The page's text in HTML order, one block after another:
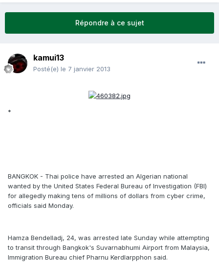
Répondre à ce sujet
kamui13
Posté(e) le 7 janvier 2013
*
BANGKOK - Thai police have arrested an Algerian national
wanted by the United States Federal Bureau of Investigation (FBI)
for allegedly making tens of millions of dollars from cyber crime,
officials said Monday.
Hamza Bendelladj, 24, was arrested late Sunday while attempting
to transit through Bangkok's Suvarnabhumi Airport from Malaysia,
Immigration Bureau chief Pharnu Kerdlarpphon said.